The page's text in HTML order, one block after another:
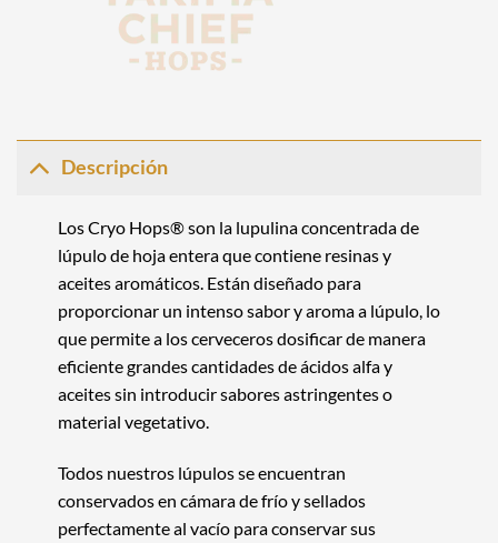
Descripción
LosCryo Hops®son la lupulina concentrada de
lúpulo de hoja entera que contiene resinas y
aceites aromáticos. Están diseñado para
proporcionar un intenso sabor y aroma a lúpulo, lo
que permite a los cerveceros dosificar de manera
eficiente grandes cantidades de ácidos alfa y
aceites sin introducir sabores astringentes o
material vegetativo.
Todos nuestros lúpulos se encuentran
conservados en cámara de frío y sellados
perfectamente al vacío para conservar sus